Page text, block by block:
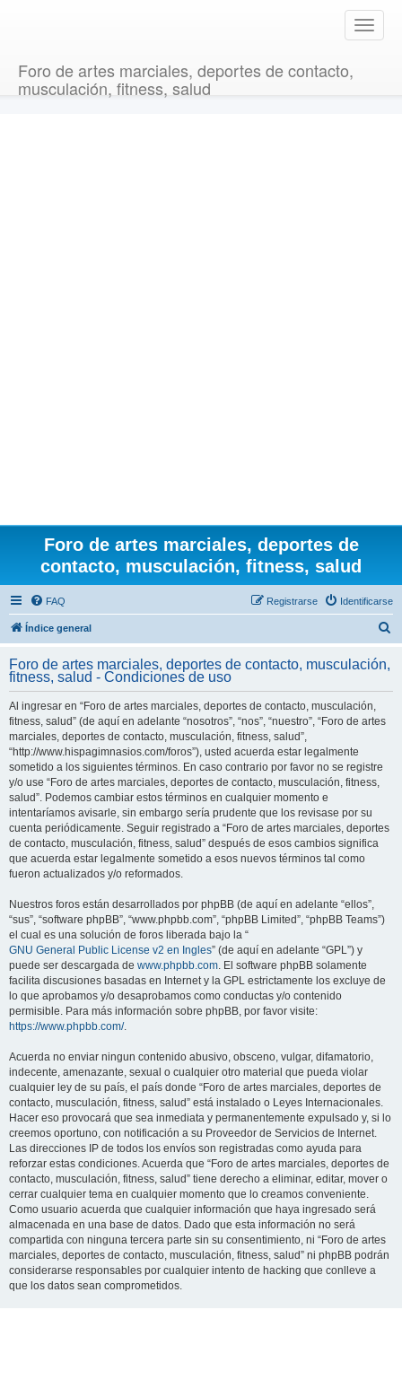
T
o
Foro de artes marciales, deportes de contacto,
musculación, fitness, salud
Foro de artes marciales, deportes de
contacto, musculación, fitness, salud
FAQ Identificarse
Registrarse
Índice general
c
Foro de artes marciales, deportes de contacto, musculación,
fitness, salud - Condiciones de uso
Al ingresar en “Foro de artes marciales, deportes de contacto, musculación,
fitness, salud” (de aquí en adelante “nosotros”, “nos”, “nuestro”, “Foro de artes
marciales, deportes de contacto, musculación, fitness, salud”,
“http://www.hispagimnasios.com/foros”), usted acuerda estar legalmente
sometido a los siguientes términos. En caso contrario por favor no se registre
y/o use “Foro de artes marciales, deportes de contacto, musculación, fitness,
salud”. Podemos cambiar estos términos en cualquier momento e
intentaríamos avisarle, sin embargo sería prudente que los revisase por su
cuenta periódicamente. Seguir registrado a “Foro de artes marciales, deportes
de contacto, musculación, fitness, salud” después de esos cambios significa
que acuerda estar legalmente sometido a esos nuevos términos tal como
fueron actualizados y/o reformados.
Nuestros foros están desarrollados por phpBB (de aquí en adelante “ellos”,
“sus”, “software phpBB”, “www.phpbb.com”, “phpBB Limited”, “phpBB Teams”)
el cual es una solución de foros liberada bajo la “
GNU General Public License v2 en Ingles” (de aquí en adelante “GPL”) y
puede ser descargada de www.phpbb.com. El software phpBB solamente
facilita discusiones basadas en Internet y la GPL estrictamente los excluye de
lo que aprobamos y/o desaprobamos como conductas y/o contenido
permisible. Para más información sobre phpBB, por favor visite:
https://www.phpbb.com/.
Acuerda no enviar ningun contenido abusivo, obsceno, vulgar, difamatorio,
indecente, amenazante, sexual o cualquier otro material que pueda violar
cualquier ley de su país, el país donde “Foro de artes marciales, deportes de
contacto, musculación, fitness, salud” está instalado o Leyes Internacionales.
Hacer eso provocará que sea inmediata y permanentemente expulsado y, si lo
creemos oportuno, con notificación a su Proveedor de Servicios de Internet.
Las direcciones IP de todos los envíos son registradas como ayuda para
reforzar estas condiciones. Acuerda que “Foro de artes marciales, deportes de
contacto, musculación, fitness, salud” tiene derecho a eliminar, editar, mover o
cerrar cualquier tema en cualquier momento que lo creamos conveniente.
Como usuario acuerda que cualquier información que haya ingresado será
almacenada en una base de datos. Dado que esta información no será
compartida con ninguna tercera parte sin su consentimiento, ni “Foro de artes
marciales, deportes de contacto, musculación, fitness, salud” ni phpBB podrán
considerarse responsables por cualquier intento de hacking que conlleve a
que los datos sean comprometidos.